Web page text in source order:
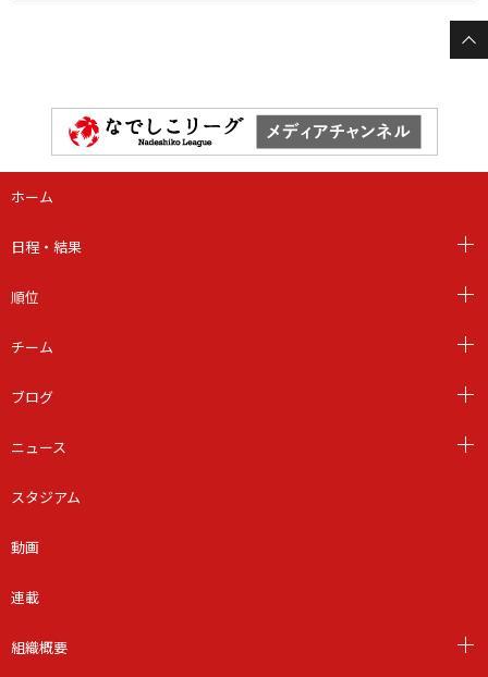
ホーム
日程・結果
順位
チーム
ブログ
ニュース
スタジアム
動画
連載
組織概要